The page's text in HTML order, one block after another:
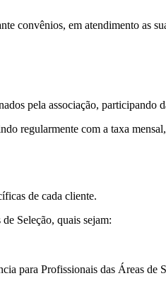
convênios, em atendimento as
pela associação, participando
regularmente com a taxa
de cada cliente.
Seleção, quais sejam:
para Profissionais das Áreas de